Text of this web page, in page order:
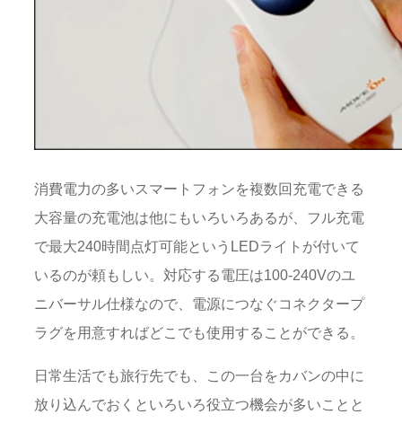
消費電力の多いスマートフォンを複数回充電できる
大容量の充電池は他にもいろいろあるが、フル充電
で最大240時間点灯可能というLEDライトが付いて
いるのが頼もしい。対応する電圧は100-240Vのユ
ニバーサル仕様なので、電源につなぐコネクタープ
ラグを用意すればどこでも使用することができる。
日常生活でも旅行先でも、この一台をカバンの中に
放り込んでおくといろいろ役立つ機会が多いことと